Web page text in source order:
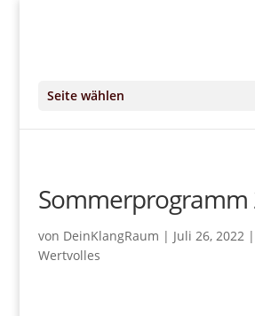
Seite wählen
Sommerprogramm
von DeinKlangRaum | Juli 26, 2022|
Wertvolles